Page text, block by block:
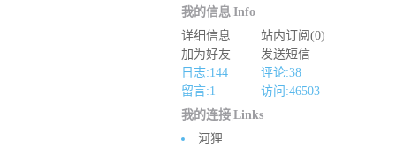
我的信息|Info
详细信息
站内订阅(0)
加为好友
发送短信
日志:144
评论:38
留言:1
访问:46503
我的连接|Links
河狸